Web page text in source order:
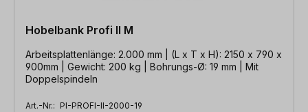
Hobelbank Profi II M
Arbeitsplattenlänge: 2.000 mm | (L x T x H): 2150 x 790 x
900mm | Gewicht: 200 kg | Bohrungs-Ø: 19 mm | Mit
Doppelspindeln
Art.-Nr.: PI-PROFI-II-2000-19